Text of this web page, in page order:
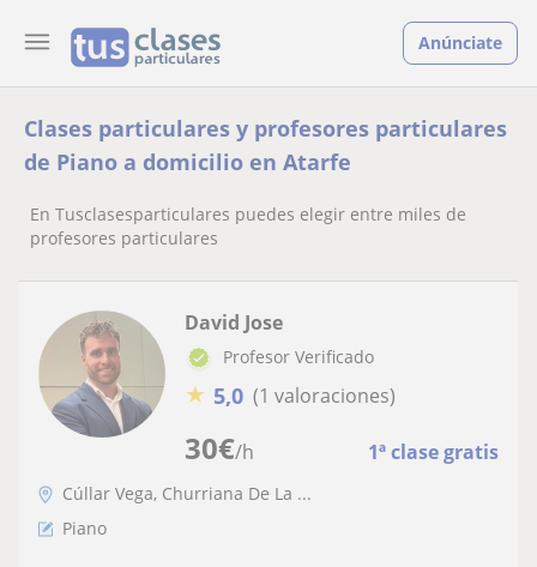
Anúnciate
Clases particulares y profesores particulares
de Piano a domicilio en Atarfe
En Tusclasesparticulares puedes elegir entre miles de
profesores particulares
30€/h 1ª clase gratis
David Jose
Profesor Verificado
★ 5,0 (1 valoraciones)
Cúllar Vega, Churriana De La ...
Piano